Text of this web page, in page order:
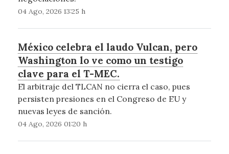
04 Ago, 2026 13:25 h
México celebra el laudo Vulcan, pero
Washington lo ve como un testigo
clave para el T-MEC.
El arbitraje del TLCAN no cierra el caso, pues
persisten presiones en el Congreso de EU y
nuevas leyes de sanción.
04 Ago, 2026 01:20 h